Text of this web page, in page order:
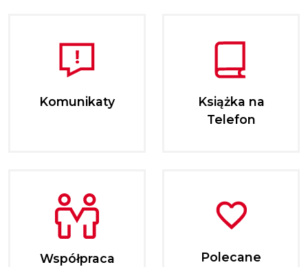
Komunikaty
Książka na
Telefon
Współpraca Polecane